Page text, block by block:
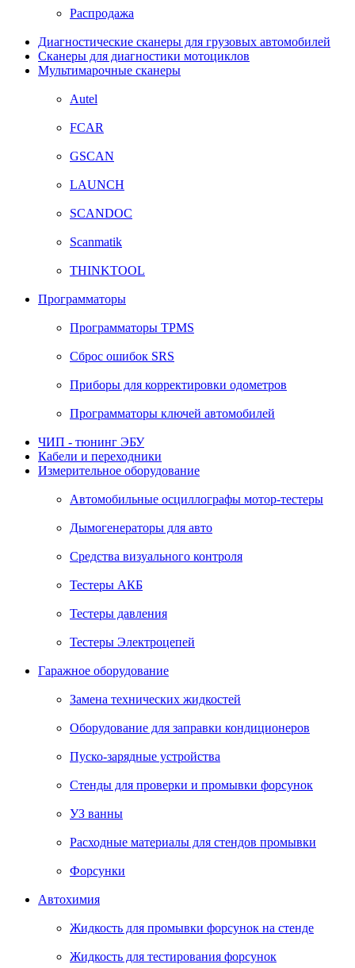
Распродажа
Диагностические сканеры для грузовых автомобилей
Сканеры для диагностики мотоциклов
Мультимарочные сканеры
Autel
FCAR
GSCAN
LAUNCH
SCANDOC
Scanmatik
THINKTOOL
Программаторы
Программаторы TPMS
Сброс ошибок SRS
Приборы для корректировки одометров
Программаторы ключей автомобилей
ЧИП - тюнинг ЭБУ
Кабели и переходники
Измерительное оборудование
Автомобильные осциллографы мотор-тестеры
Дымогенераторы для авто
Средства визуального контроля
Тестеры АКБ
Тестеры давления
Тестеры Электроцепей
Гаражное оборудование
Замена технических жидкостей
Оборудование для заправки кондиционеров
Пуско-зарядные устройства
Стенды для проверки и промывки форсунок
УЗ ванны
Расходные материалы для стендов промывки
Форсунки
Автохимия
Жидкость для промывки форсунок на стенде
Жидкость для тестирования форсунок